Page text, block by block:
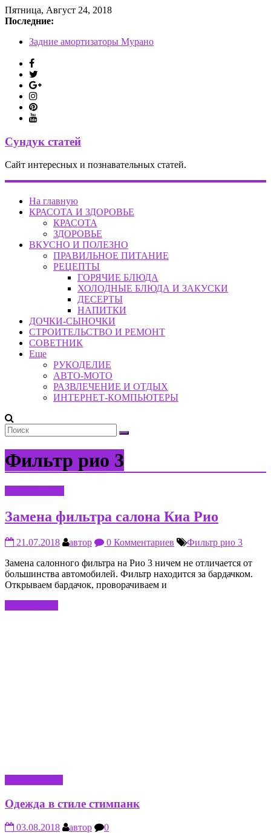
Пятница, Август 24, 2018
Последние:
Задние амортизаторы Мурано
Датчик положения руля Вольво, как снять руль
Вентилятор печки Кадди
Одежда в стиле стимпанк
Сундук статей
Сайт интересных и познавательных статей.
На главную
КРАСОТА И ЗДОРОВЬЕ
КРАСОТА
ЗДОРОВЬЕ
ВКУСНО И ПОЛЕЗНО
ПРАВИЛЬНОЕ ПИТАНИЕ
РЕЦЕПТЫ
ГОРЯЧИЕ БЛЮДА
ХОЛОДНЫЕ БЛЮДА И ЗАКУСКИ
ДЕСЕРТЫ
НАПИТКИ
ДОЧКИ-СЫНОЧКИ
СТРОИТЕЛЬСТВО И РЕМОНТ
СОВЕТНИК
Еще
РУКОДЕЛИЕ
АВТО-МОТО
РАЗВЛЕЧЕНИЕ И ОТДЫХ
ИНТЕРНЕТ-КОМПЬЮТЕРЫ
Фильтр рио 3
Замена фильтра салона Киа Рио
21.07.2018 автор 0 Комментариев
Фильтр рио 3
Замена салонного фильтра на Рио 3 ничем не отличается от
большинства автомобилей. Фильтр находится за бардачком.
Открываем бардачок, проворачиваем и
Одежда в стиле стимпанк
03.08.2018 автор
0